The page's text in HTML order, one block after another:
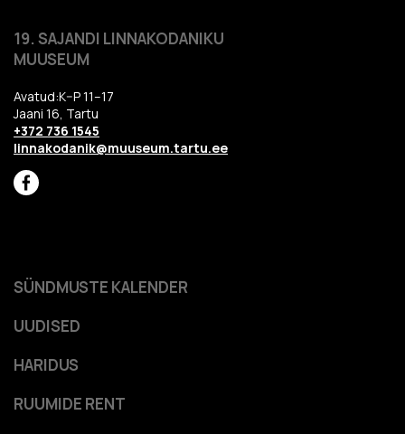
19. SAJANDI LINNAKODANIKU
MUUSEUM
Avatud:K–P 11–17
Jaani 16, Tartu
+372 736 1545
linnakodanik@muuseum.tartu.ee
HARIDUS
RUUMIDE RENT
SÜNDMUSTE KALENDER
UUDISED